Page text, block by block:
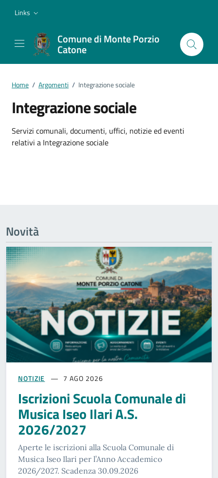
Links
Comune di Monte Porzio
Catone
Home / Argomenti / Integrazione sociale
Integrazione sociale
Dettagli dell'argomento
Servizi comunali, documenti, uffici, notizie ed eventi
relativi a Integrazione sociale
Novità
NOTIZIE 7 AGO 2026
Iscrizioni Scuola Comunale di
Musica Iseo Ilari A.S.
2026/2027
Aperte le iscrizioni alla Scuola Comunale di
Musica Iseo Ilari per l’Anno Accademico
2026/2027. Scadenza 30.09.2026